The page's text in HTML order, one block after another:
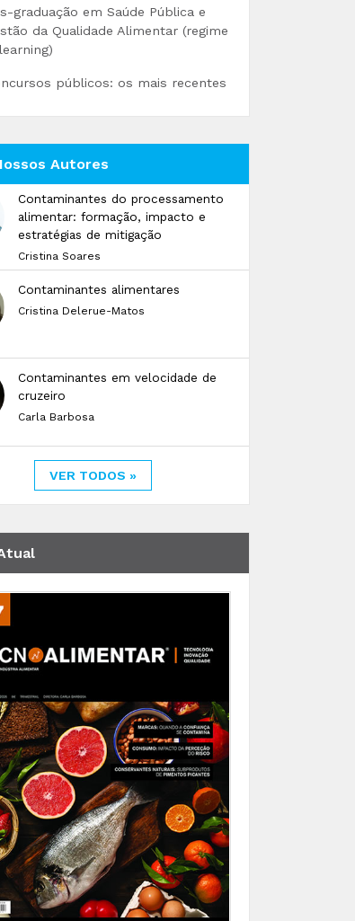
graduação em Saúde Pública e
da Qualidade Alimentar (regime
públicos: os mais recentes
Autores
Contaminantes do processamento
alimentar: formação, impacto e
estratégias de mitigação
Cristina Soares
Contaminantes alimentares
Cristina Delerue-Matos
Contaminantes em velocidade de
cruzeiro
Carla Barbosa
VER TODOS »